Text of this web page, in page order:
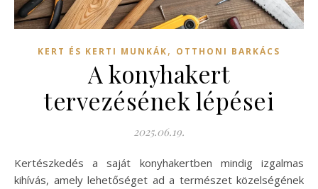
KERT ÉS KERTI MUNKÁK, OTTHONI BARKÁCS
A konyhakert
tervezésének lépései
2025.06.19.
Kertészkedés a saját konyhakertben mindig izgalmas
kihívás, amely lehetőséget ad a természet közelségének